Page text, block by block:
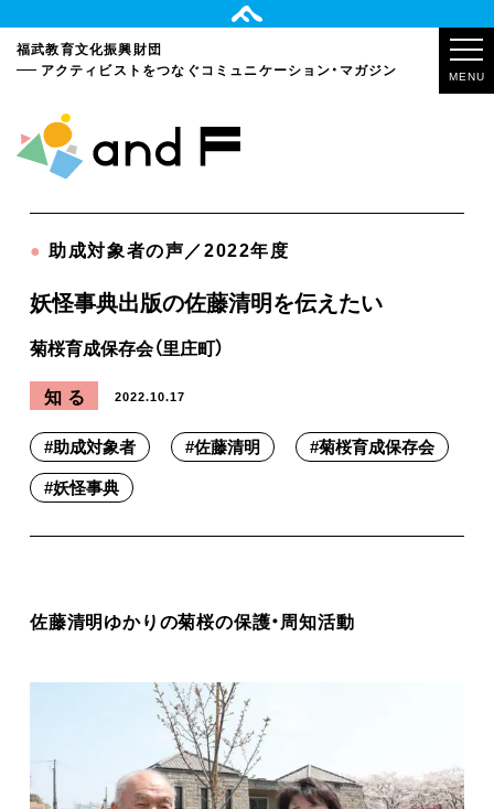
福武教育文化振興財団
アクティビストをつなぐコミュニケーション・マガジン MENU
● 助成対象者の声／2022年度
妖怪事典出版の佐藤清明を伝えたい
菊桜育成保存会（里庄町）
知る
2022.10.17
#助成対象者 #佐藤清明 #菊桜育成保存会
#妖怪事典
佐藤清明ゆかりの菊桜の保護・周知活動